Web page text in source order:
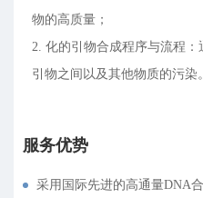
物的高质量；
2. 化的引物合成程序与流程
引物之间以及其他物质的污染。
服务优势
采用国际先进的高通量DNA